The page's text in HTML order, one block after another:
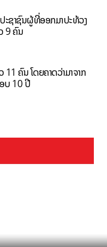
ະຊາຊົນຜູ້ທີ່ອອກມາປະທ້ວງ
9 ຄົນ
ຄົນ ໂດຍຄາດວ່າມາຈາກ
ບ 10 ປີ